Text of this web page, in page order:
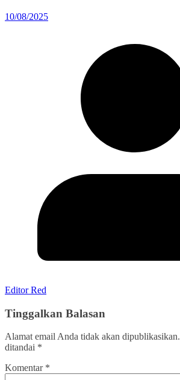
10/08/2025
Editor Red
Tinggalkan Balasan
Alamat email Anda tidak akan dipublikasikan.
ditandai *
Komentar *